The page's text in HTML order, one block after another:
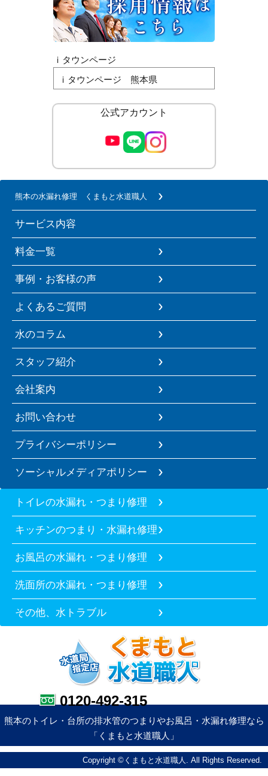
ｉタウンページ
ｉタウンページ 熊本県
公式アカウント
熊本の水漏れ修理 くまもと水道職人
サービス内容
料金一覧
事例・お客様の声
よくあるご質問
水のコラム
スタッフ紹介
会社案内
お問い合わせ
プライバシーポリシー
ソーシャルメディアポリシー
トイレの水漏れ・つまり修理
キッチンのつまり・水漏れ修理
お風呂の水漏れ・つまり修理
洗面所の水漏れ・つまり修理
その他、水トラブル
0120-492-315
熊本のトイレ・台所の排水管のつまりやお風呂・水漏れ修理なら
「くまもと水道職人」
Copyright ©くまもと水道職人. All Rights Reserved.